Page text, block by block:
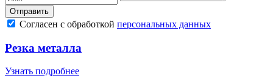
Отправить
Согласен с обработкой персональных данных
Резка металла
Узнать подробнее